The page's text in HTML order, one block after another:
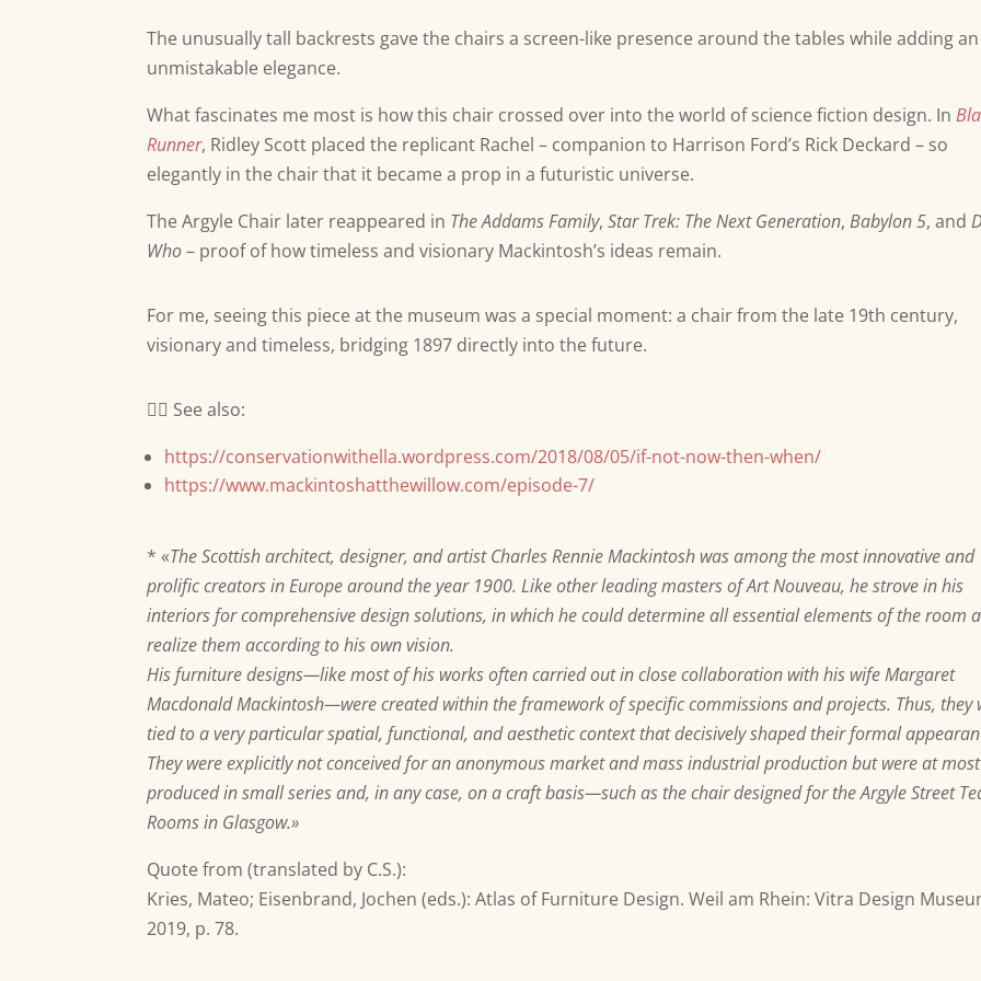
The unusually tall backrests gave the chairs a screen-like presence around the tables while adding an
unmistakable elegance.
What fascinates me most is how this chair crossed over into the world of science fiction design. In
Runner, Ridley Scott placed the replicant Rachel – companion to Harrison Ford’s Rick Deckard – so
elegantly in the chair that it became a prop in a futuristic universe.
The Argyle Chair later reappeared in The Addams Family,Star Trek: The Next Generation,Babylon 5, and
Who– proof of how timeless and visionary Mackintosh’s ideas remain.
For me, seeing this piece at the museum was a special moment: a chair from the late 19th century,
visionary and timeless, bridging 1897 directly into the future.
👉🏽 See also:
https://conservationwithella.wordpress.com/2018/08/05/if-not-now-then-when/
https://www.mackintoshatthewillow.com/episode-7/
* «The Scottish architect, designer, and artist Charles Rennie Mackintosh was among the most innovative and
prolific creators in Europe around the year 1900.Like other leading masters of Art Nouveau, he strove in his
interiors for comprehensive design solutions, in which he could determine all essential elements of the room
realize them according to his own vision.
His furniture designs—like most of his works often carried out in close collaboration with his wife Margaret
Macdonald Mackintosh—were created within the framework of specific commissions and projects. Thus, they
tied to a very particular spatial, functional, and aesthetic context that decisively shaped their formal
They were explicitly not conceived for an anonymous market and mass industrial production but were at most
produced in small series and, in any case, on a craft basis—such as the chair designed for the Argyle Street
Rooms in Glasgow.»
Quote from(translated by C.S.):
Kries, Mateo; Eisenbrand, Jochen (eds.): Atlas of Furniture Design. Weil am Rhein: Vitra Design
2019, p. 78.